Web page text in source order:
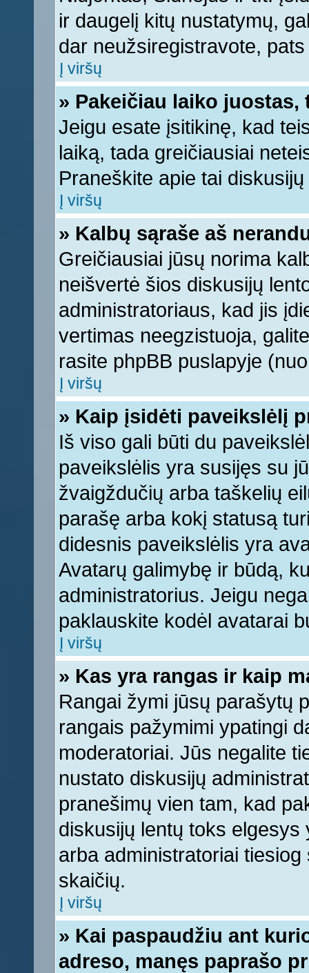
ir daugelį kitų nustatymų,
dar neužsiregistravote,
Į viršų
» Pakeičiau laiko
Jeigu esate įsitikinę, kad
laiką, tada greičiausiai
Praneškite apie tai
Į viršų
» Kalbų sąraše aš
Greičiausiai jūsų norima
neišvertė šios diskusijų
administratoriaus, kad jis
vertimas neegzistuoja,
rasite phpBB puslapyje
Į viršų
» Kaip įsidėti paveikslėlį
Iš viso gali būti du
paveikslėlis yra susijęs su
žvaigždučių arba taškelių
parašę arba kokį statusą
didesnis paveikslėlis yra
Avatarų galimybę ir būdą,
administratorius. Jeigu
paklauskite kodėl avatarai
Į viršų
» Kas yra rangas ir kaip
Rangai žymi jūsų parašytų
rangais pažymimi ypatingi
moderatoriai. Jūs negalite
nustato diskusijų
pranešimų vien tam, kad
diskusijų lentų toks
arba administratoriai
skaičių.
Į viršų
» Kai paspaudžiu ant
adreso, manęs paprašo